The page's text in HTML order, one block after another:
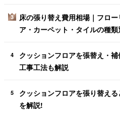
3
床の張り替え費用相場｜フロ
ア・カーペット・タイルの種
4
クッションフロアを張替え・
工事工法も解説
5
クッションフロアを張り替え
を解説!